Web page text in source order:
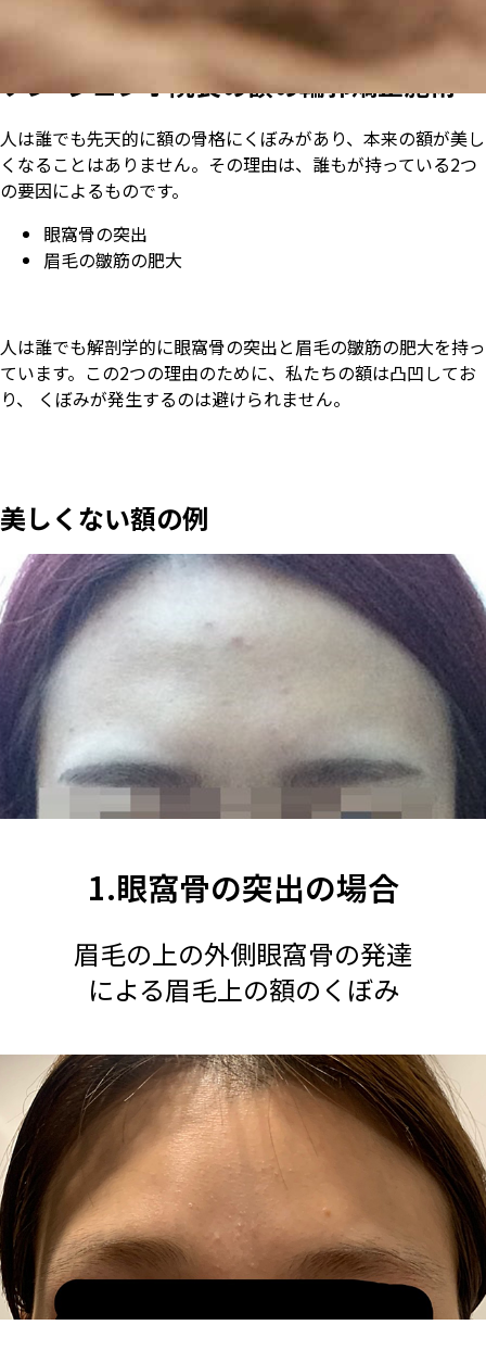
ソン·ジュンホ院長の額の輪郭矯正施術
人は誰でも先天的に額の骨格にくぼみがあり、本来の額が美し
くなることはありません。その理由は、誰もが持っている2つ
の要因によるものです。
眼窩骨の突出
眉毛の皺筋の肥大
人は誰でも解剖学的に眼窩骨の突出と眉毛の皺筋の肥大を持っ
ています。この2つの理由のために、私たちの額は凸凹してお
り、 くぼみが発生するのは避けられません。
美しくない額の例
1.眼窩骨の突出の場合
眉毛の上の外側眼窩骨の発達
による眉毛上の額のくぼみ